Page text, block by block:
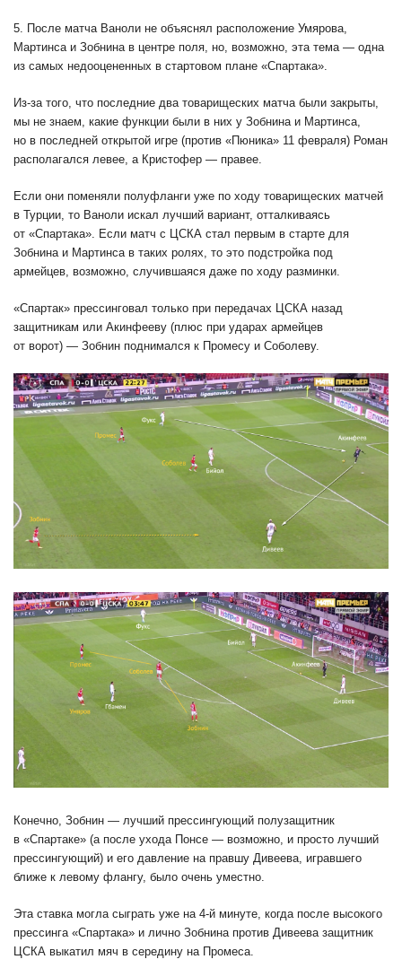
5. После матча Ваноли не объяснял расположение Умярова,
Мартинса и Зобнина в центре поля, но, возможно, эта тема — одна
из самых недооцененных в стартовом плане «Спартака».
Из-за того, что последние два товарищеских матча были закрыты,
мы не знаем, какие функции были в них у Зобнина и Мартинса,
но в последней открытой игре (против «Пюника» 11 февраля) Роман
располагался левее, а Кристофер — правее.
Если они поменяли полуфланги уже по ходу товарищеских матчей
в Турции, то Ваноли искал лучший вариант, отталкиваясь
от «Спартака». Если матч с ЦСКА стал первым в старте для
Зобнина и Мартинса в таких ролях, то это подстройка под
армейцев, возможно, случившаяся даже по ходу разминки.
«Спартак» прессинговал только при передачах ЦСКА назад
защитникам или Акинфееву (плюс при ударах армейцев
от ворот) — Зобнин поднимался к Промесу и Соболеву.
Конечно, Зобнин — лучший прессингующий полузащитник
в «Спартаке» (а после ухода Понсе — возможно, и просто лучший
прессингующий) и его давление на правшу Дивеева, игравшего
ближе к левому флангу, было очень уместно.
Эта ставка могла сыграть уже на 4-й минуте, когда после высокого
прессинга «Спартака» и лично Зобнина против Дивеева защитник
ЦСКА выкатил мяч в середину на Промеса.